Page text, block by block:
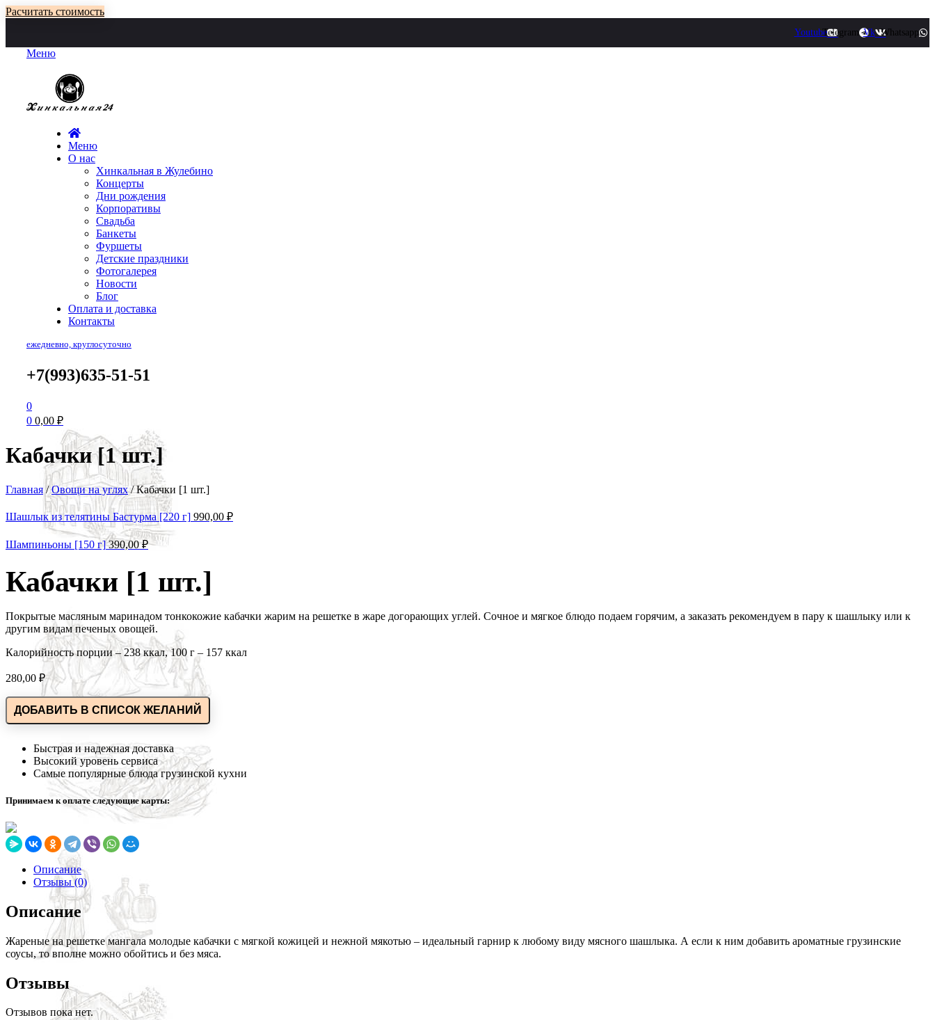
Расчитать стоимость
YoutubeTelegram Vk Whatsapp
Меню
Меню
О нас
Хинкальная в Жулебино
Концерты
Дни рождения
Корпоративы
Свадьба
Банкеты
Фуршеты
Детские праздники
Фотогалерея
Новости
Блог
Оплата и доставка
Контакты
ежедневно, круглосуточно
+7(993)635-51-51
0
0 0,00 ₽
Кабачки [1 шт.]
Главная/Овощи на углях/Кабачки [1 шт.]
Шашлык из телятины Бастурма [220 г] 990,00 ₽
Шампиньоны [150 г] 390,00₽
Кабачки [1 шт.]
Покрытые масляным маринадом тонкокожие кабачки жарим на решетке в жаре догорающих углей. Сочное и мягкое блюдо подаем горячим, а заказать рекомендуем в пару к шашлыку или к
другим видам печеных овощей.
Калорийность порции – 238 ккал, 100 г – 157 ккал
280,00 ₽
ДОБАВИТЬ В СПИСОК ЖЕЛАНИЙ
Быстрая и надежная доставка
Высокий уровень сервиса
Самые популярные блюда грузинской кухни
Принимаем к оплате следующие карты:
Описание
Отзывы (0)
Описание
Жареные на решетке мангала молодые кабачки с мягкой кожицей и нежной мякотью – идеальный гарнир к любому виду мясного шашлыка. А если к ним добавить ароматные грузинские
соусы, то вполне можно обойтись и без мяса.
Отзывы
Отзывов пока нет.